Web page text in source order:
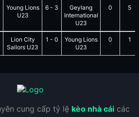
Young Lions
U23
6 - 3
Geylang
International
U23
0 5
Lion City
Sailors U23
1 - 0
Young Lions
U23
0 1
cung cấp tỷ lệ kèo nhà cáicác